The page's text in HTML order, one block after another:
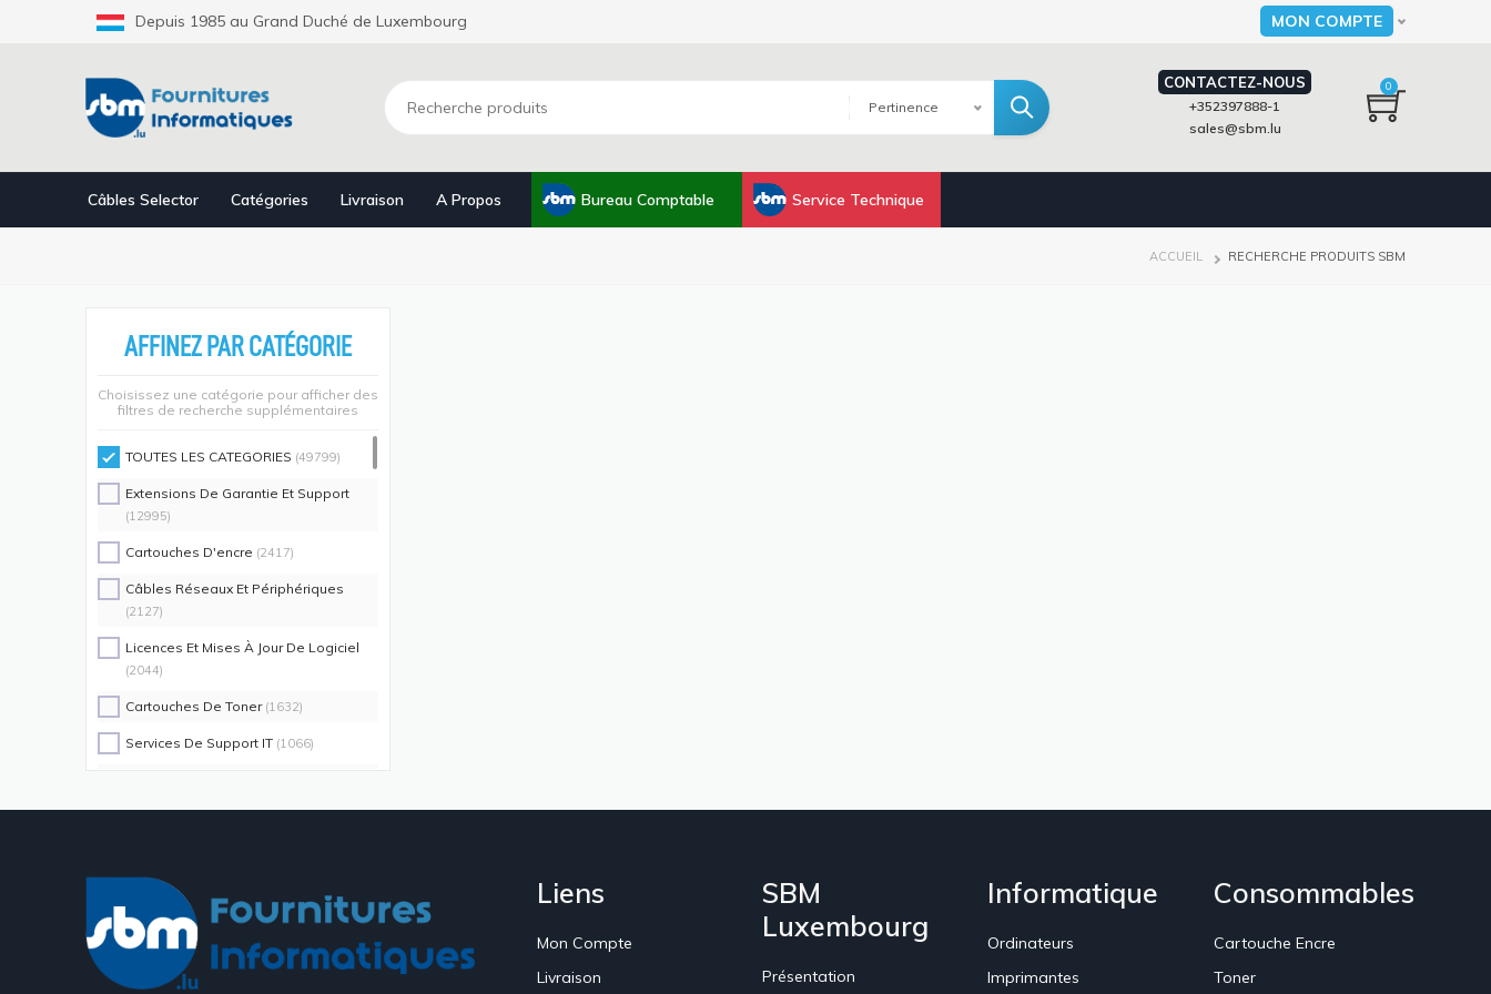
Depuis 1985 au Grand Duché de Luxembourg Select your language
MON COMPTE
Pertinence
CONTACTEZ-NOUS
+352397888-1
sales@sbm.lu
0
Câbles Selector Catégories Livraison A Propos Bureau Comptable Service Technique
FIL
ACCUEIL RECHERCHE PRODUITS SBM
AFFINEZ PAR CATÉGORIE
Choisissez une catégorie pour afficher des
filtres de recherche supplémentaires
TOUTES LES CATEGORIES (49799)
Extensions De Garantie Et Support
(12995)
Cartouches D'encre (2417)
Câbles Réseaux Et Périphériques
(2127)
Licences Et Mises À Jour De Logiciel
(2044)
Cartouches De Toner (1632)
Services De Support IT (1066)
Alimentations D'énergie Non
Interruptibles (719)
Accessoires De Racks
Unités De Distribution D'énergie (640)
Liens
Mon Compte
Livraison
SBM
Luxembourg
Présentation
Informatique
Ordinateurs
Imprimantes
Consommables
Cartouche Encre
Toner